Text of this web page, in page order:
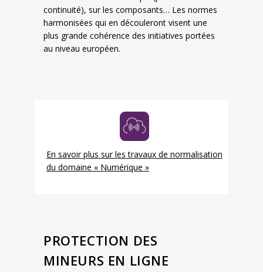
continuité), sur les composants… Les normes
harmonisées qui en découleront visent une
plus grande cohérence des initiatives portées
au niveau européen.
En savoir plus sur les travaux de normalisation
du domaine « Numérique »
PROTECTION DES
MINEURS EN LIGNE